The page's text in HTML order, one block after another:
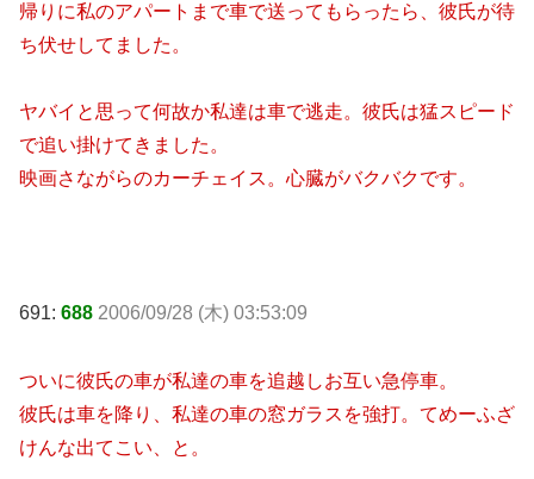
帰りに私のアパートまで車で送ってもらったら、彼氏が待
ち伏せしてました。
ヤバイと思って何故か私達は車で逃走。彼氏は猛スピード
で追い掛けてきました。
映画さながらのカーチェイス。心臓がバクバクです。
691: 688 2006/09/28 (木) 03:53:09
ついに彼氏の車が私達の車を追越しお互い急停車。
彼氏は車を降り、私達の車の窓ガラスを強打。てめーふざ
けんな出てこい、と。